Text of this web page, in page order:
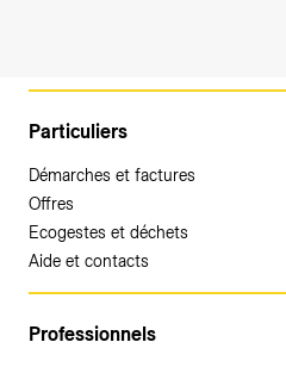
Particuliers
Démarches et factures
Offres
Ecogestes et déchets
Aide et contacts
Professionnels